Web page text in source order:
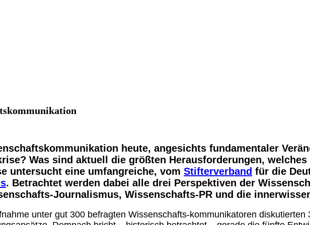
heute, angesichts fundamentaler
Was sind aktuell die größten Herausforderungen,
untersucht eine umfangreiche, vom Stifterverband für die
. Betrachtet werden dabei alle drei Perspektiven der
Journalismus, Wissenschafts-PR und die
unter gut 300 befragten Wissenschafts-kommunikatoren